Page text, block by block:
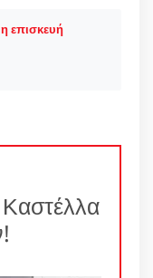
επισκευή
Καστέλλα